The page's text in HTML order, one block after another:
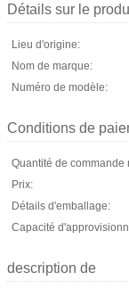
Détails sur le
Lieu d'origine:
Nom de marque:
Numéro de modèle:
Conditions de
Quantité de commande
Prix:
Détails d'emballage:
Capacité
description de